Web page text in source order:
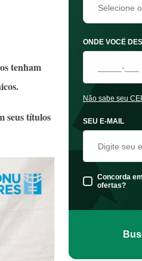
tenham
seus títulos
Selecione
ONDE VOCÊ
Não sabe seu
SEU E-MAIL
Concorda
ofertas?